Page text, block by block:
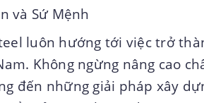
và Sứ Mệnh
luôn hướng tới việc trở
Không ngừng nâng cao
đến những giải pháp xây